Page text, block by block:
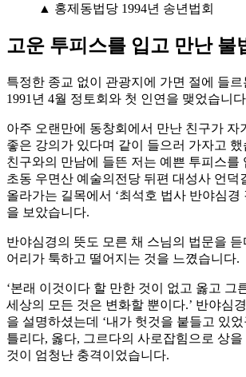
▲ 홍제동법당 1994년 송년법회
고운 투피스를 입고 만난 불
특정한 종교 없이 관광지에 가면 절에 들
1991년 4월 정토회와 첫 인연을 맺었습니
아주 오랜만에 동창회에서 만난 친구가 자
좋은 강의가 있다며 같이 들으러 가자고
친구와의 만남에 들뜬 저는 예쁜 투피스를
초동 우면산 예술의전당 뒤편 대성사 언덕
올라가는 길목에서 ‘최석호 법사 반야심경
을 보았습니다.
반야심경의 뜻도 모른 채 스님의 법문을
어리가 툭하고 떨어지는 것을 느꼈습니다.
‘본래 이것이다 할 만한 것이 없고 옳고 그
세상의 모든 것은 변화할 뿐이다.’ 반야심
을 설명하셨는데 ‘내가 헛것을 붙들고 있
틀리다, 옳다, 그르다의 사로잡힘으로 상
것이 엄청난 충격이었습니다.